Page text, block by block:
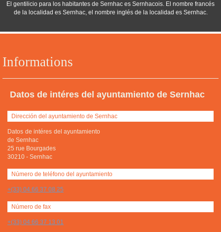
Informations
Datos de intéres del ayuntamiento de Sernhac
Dirección del ayuntamiento de Sernhac
Datos de intéres del ayuntamiento
de Sernhac
25 rue Bourgades
30210 - Sernhac
Número de teléfono del ayuntamiento
+(33) 04 66 37 08 25
Número de fax
+(33) 04 66 37 13 01
El gentilicio para los habitantes de Sernhac es Sernhacois. El nombre francés
de la localidad es Sernhac, el nombre inglés de la localidad es Sernhac.